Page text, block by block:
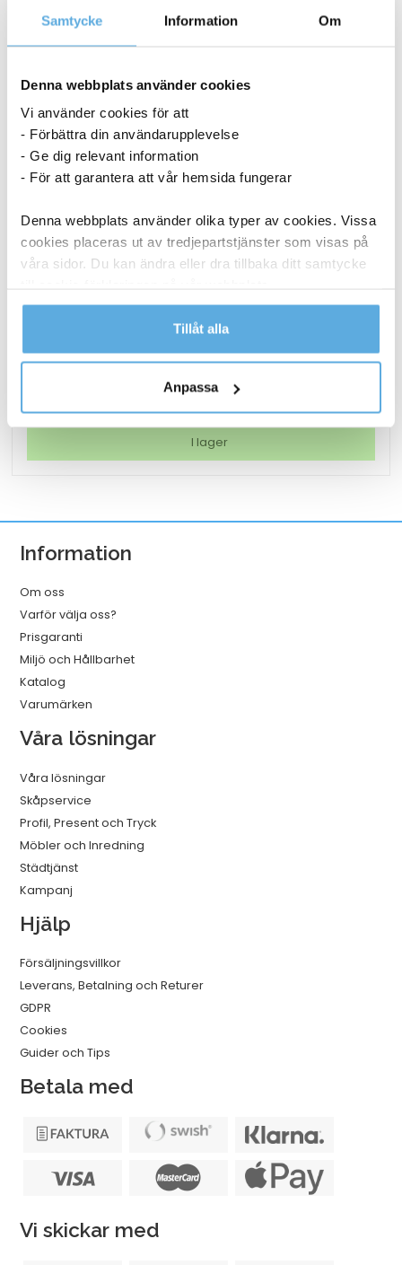
Samtycke Information Om
Denna webbplats använder cookies
Vi använder cookies för att
- Förbättra din användarupplevelse
- Ge dig relevant information
- För att garantera att vår hemsida fungerar
Denna webbplats använder olika typer av cookies. Vissa
cookies placeras ut av tredjepartstjänster som visas på
våra sidor. Du kan ändra eller dra tillbaka ditt samtycke
Läs mer i vår integritetspolicy om vilka vi är, hur du
kontaktar oss och på vilket sätt vi behandlar
Tillåt alla
Anpassa
Vit 320mmx114m
1 048,75kr
Tork
Rengöringsduk
320mmx114m
mängd
Köp nu
I lager
Information
Om oss
Varför välja oss?
Prisgaranti
Miljö och Hållbarhet
Katalog
Varumärken
Våra lösningar
Våra lösningar
Skåpservice
Profil, Present och Tryck
Möbler och Inredning
Städtjänst
Kampanj
Hjälp
Försäljningsvillkor
Leverans, Betalning och Returer
GDPR
Cookies
Guider och Tips
Betala med
Vi skickar med